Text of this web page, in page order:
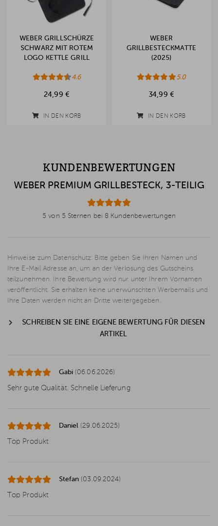
WEBER GRILLSCHÜRZE
SCHWARZ MIT ROTEM
LOGO KETTLE GRILL
4.6
24,99 €
IN DEN KORB
WEBER
GRILLBESTECKMATTE
(2025)
5.0
34,99 €
IN DEN KORB
KUNDENBEWERTUNGEN
WEBER PREMIUM GRILLBESTECK, 3-TEILIG
5 von 5 Sternen bei 8 Kundenbewertungen
Hinweise zum Datenschutz: Bitte geben Sie Ihren Namen und
Ihre E-Mail Adresse an, um an der Verlosung des Gutscheins
teilzunehmen. Ihre Bewertung wird nur unter Ihrem Vornamen
veröffentlicht. Sie erhalten keine unerwünschten Werbemails und
Ihre Daten werden nicht an Dritte weitergegeben.
SCHREIBEN SIE EINE EIGENE BEWERTUNG FÜR DIESEN
ARTIKEL
Gabi (06.06.2026)
Sehr gute Qualität. Schnelle Lieferung
Daniel (29.06.2025)
Top Produkt
Stefan (03.09.2024)
Top Produkt